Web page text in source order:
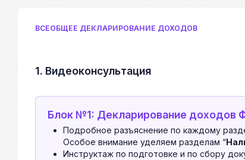
ВСЕОБЩЕЕ ДЕКЛАРИРОВАНИЕ ДОХОДОВ
1. Видеоконсультация
Блок №1: Декларирование доходов
Подробное разъяснение по каждому
Особое внимание уделяем разделам “
Инструктаж по подготовке и по сбору